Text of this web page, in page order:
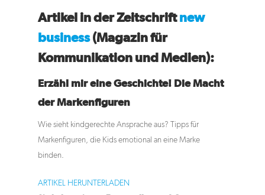
Artikel in der Zeitschriftnew
business(Magazin für
Kommunikation und Medien):
Erzähl mir eine Geschichte! Die Macht
der Markenfiguren
Wie sieht kindgerechte Ansprache aus? Tipps für
Markenfiguren, die Kids emotional an eine Marke
binden.
ARTIKEL HERUNTERLADEN